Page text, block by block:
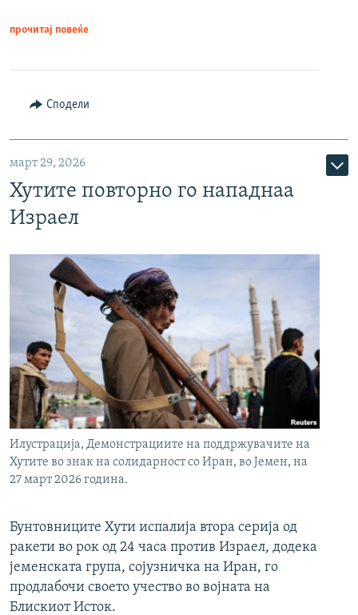
прочитај повеќе
Сподели
март 29, 2026
Хутите повторно го нападнаа
Израел
Илустрација, Демонстрациите на поддржувачите на
Хутите во знак на солидарност со Иран, во Јемен, на
27 март 2026 година.
Бунтовниците Хути испалија втора серија од
ракети во рок од 24 часа против Израел, додека
јеменската група, сојузничка на Иран, го
продлабочи своето учество во војната на
Блискиот Исток.